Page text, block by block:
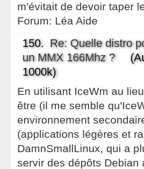
m'évitait de devoir taper
Forum: Léa Aide
150. Re: Quelle distro
un MMX 166Mhz ?
1000k)
En utilisant IceWm au
être (il me semble
environnement
(applications légères et
DamnSmallLinux, qui a
servir des dépôts Debian